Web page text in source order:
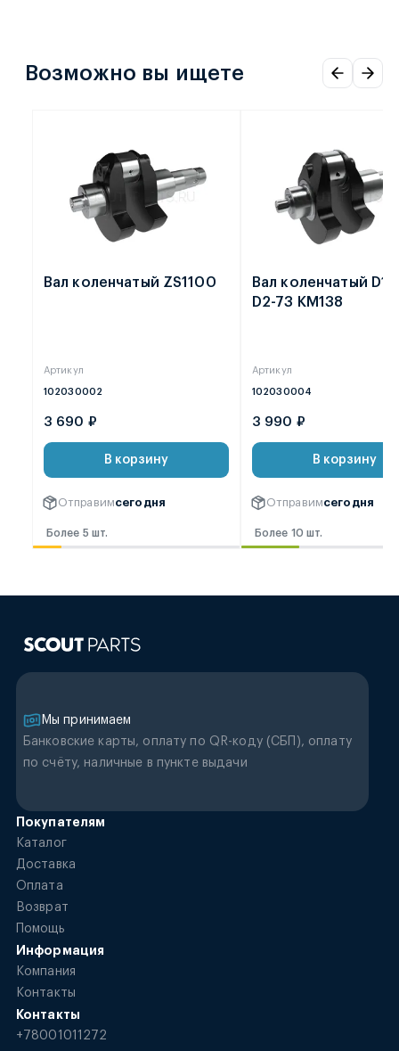
Возможно вы ищете
Вал коленчатый ZS1100
Артикул
102030002
3 690 ₽
В корзину
Отправимсегодня
Более 5 шт.
Вал коленчатый D1-
D2-73 KM138
Артикул
102030004
3 990 ₽
В корзину
Отправимсегодня
Более 10 шт.
Мы принимаем
Банковские карты, оплату по QR-коду (CБП), оплату
по счёту, наличные в пункте выдачи
Покупателям
Каталог
Доставка
Оплата
Возврат
Помощь
Информация
Компания
Контакты
Контакты
+78001011272